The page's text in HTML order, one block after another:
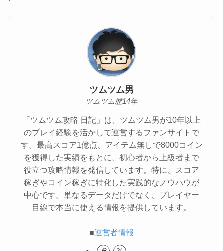
ツムツム男
ツムツム歴14年
「ツムツム攻略 日記」は、ツムツム男が10年以上
のプレイ経験を活かして運営するファンサイトで
す。最高スコア1億点、アイテム無しで8000コイン
を獲得した実績をもとに、初心者から上級者まで
役立つ攻略情報を発信しています。特に、スコア
稼ぎやコイン稼ぎに特化した実践的なノウハウが
中心です。単なるデータだけでなく、プレイヤー
目線で本当に使える情報を提供しています。
■運営者情報